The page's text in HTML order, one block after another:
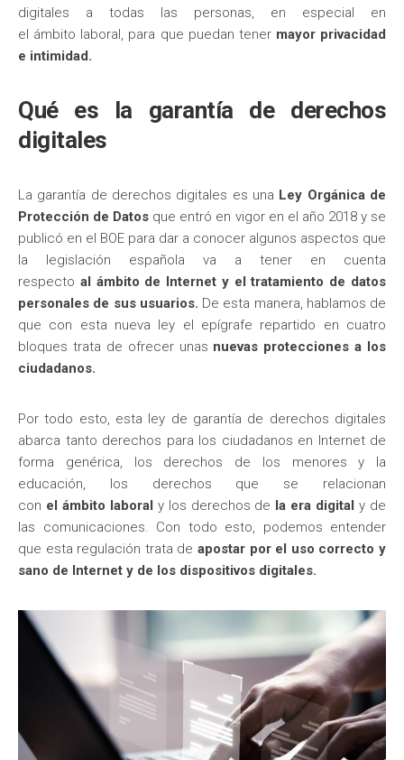
digitales a todas las personas, en especial en
el ámbito laboral, para que puedan tener mayor privacidad
e intimidad.
Qué es la garantía de derechos
digitales
La garantía de derechos digitales es una Ley Orgánica de
Protección de Datos que entró en vigor en el año 2018 y se
publicó en el BOE para dar a conocer algunos aspectos que
la legislación española va a tener en cuenta
respecto al ámbito de Internet y el tratamiento de datos
personales de sus usuarios. De esta manera, hablamos de
que con esta nueva ley el epígrafe repartido en cuatro
bloques trata de ofrecer unas nuevas protecciones a los
ciudadanos.
Por todo esto, esta ley de garantía de derechos digitales
abarca tanto derechos para los ciudadanos en Internet de
forma genérica, los derechos de los menores y la
educación, los derechos que se relacionan
con el ámbito laboral y los derechos de la era digitaly de
las comunicaciones. Con todo esto, podemos entender
que esta regulación trata de apostar por el uso correcto y
sano de Internet y de los dispositivos digitales.